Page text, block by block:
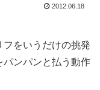
2012.06.18
をいうだけの挑発
パンパンと払う動作